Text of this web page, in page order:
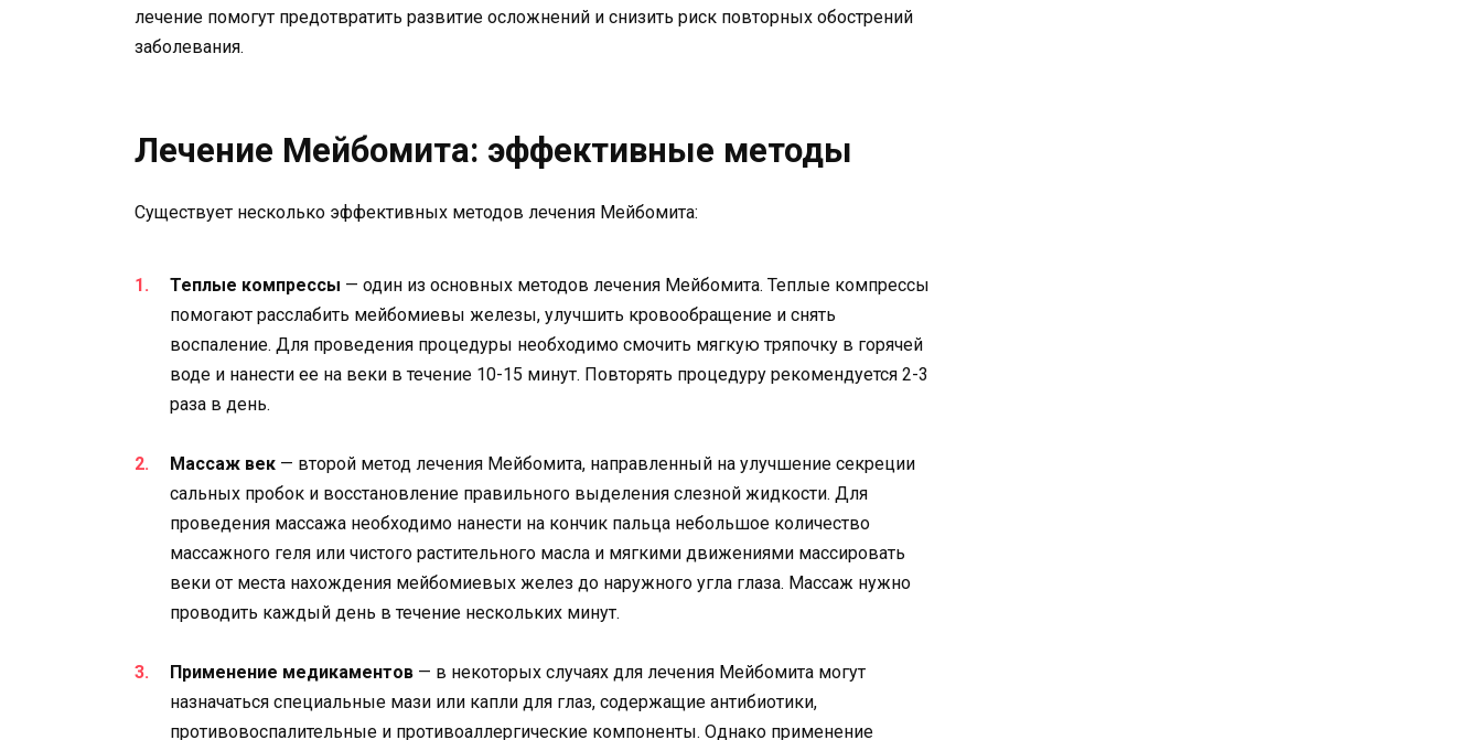
лечение помогут предотвратить развитие осложнений и снизить риск повторных обострений
заболевания.
Лечение Мейбомита: эффективные методы
Существует несколько эффективных методов лечения Мейбомита:
Теплые компрессы — один из основных методов лечения Мейбомита. Теплые компрессы
помогают расслабить мейбомиевы железы, улучшить кровообращение и снять
воспаление. Для проведения процедуры необходимо смочить мягкую тряпочку в горячей
воде и нанести ее на веки в течение 10-15 минут. Повторять процедуру рекомендуется 2-3
раза в день.
Массаж век — второй метод лечения Мейбомита, направленный на улучшение секреции
сальных пробок и восстановление правильного выделения слезной жидкости. Для
проведения массажа необходимо нанести на кончик пальца небольшое количество
массажного геля или чистого растительного масла и мягкими движениями массировать
веки от места нахождения мейбомиевых желез до наружного угла глаза. Массаж нужно
проводить каждый день в течение нескольких минут.
Применение медикаментов — в некоторых случаях для лечения Мейбомита могут
назначаться специальные мази или капли для глаз, содержащие антибиотики,
противовоспалительные и противоаллергические компоненты. Однако применение